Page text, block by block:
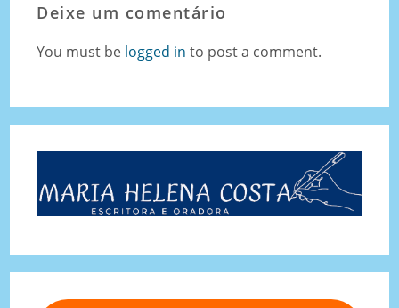
Deixe um comentário
You must be logged in to post a comment.